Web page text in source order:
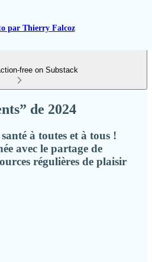
par Thierry Falcoz
free on Substack
de 2024
à toutes et à tous !
avec le partage de
régulières de plaisir